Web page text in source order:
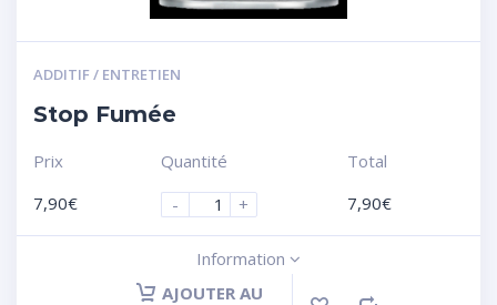
ADDITIF / ENTRETIEN
Stop Fumée
Prix
7,90€
Quantité
-
+
Total
7,90€
Information
AJOUTER AU